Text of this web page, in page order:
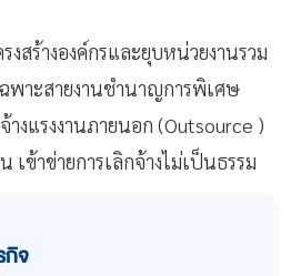
งสร้างองค์กรและยุบหน่วยงานรวม
พาะสายงานชำนาญการพิเศษ
งแรงงานภายนอก (Outsource )
ข้าข่ายการเลิกจ้างไม่เป็นธรรม
กิจ